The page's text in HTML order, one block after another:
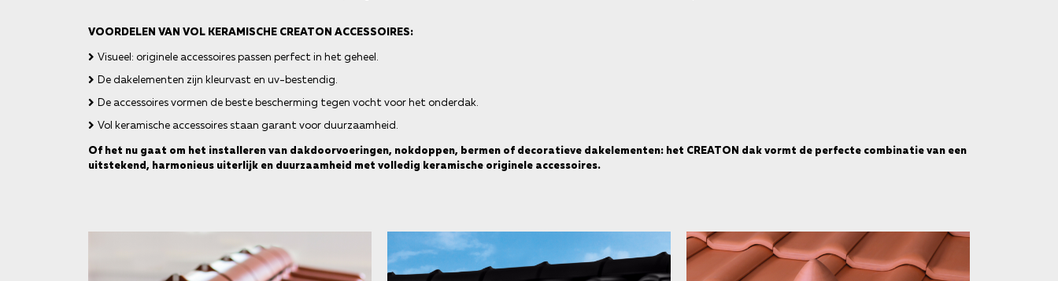
VOORDELEN VAN VOL KERAMISCHE CREATON ACCESSOIRES:
Visueel: originele accessoires passen perfect in het geheel.
De dakelementen zijn kleurvast en uv-bestendig.
De accessoires vormen de beste bescherming tegen vocht voor het onderdak.
Vol keramische accessoires staan garant voor duurzaamheid.
Of het nu gaat om het installeren van dakdoorvoeringen, nokdoppen, bermen of decoratieve dakelementen: het CREATON dak vormt de perfecte combinatie van een
uitstekend, harmonieus uiterlijk en duurzaamheid met volledig keramische originele accessoires.